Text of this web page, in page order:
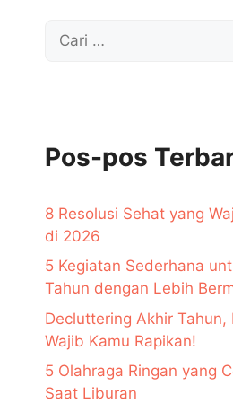
untuk:
Pos-pos
8 Resolusi Sehat yang
di 2026
5 Kegiatan Sederhana
Tahun dengan Lebih
Decluttering Akhir Tahun,
Wajib Kamu Rapikan!
5 Olahraga Ringan yang
Saat Liburan